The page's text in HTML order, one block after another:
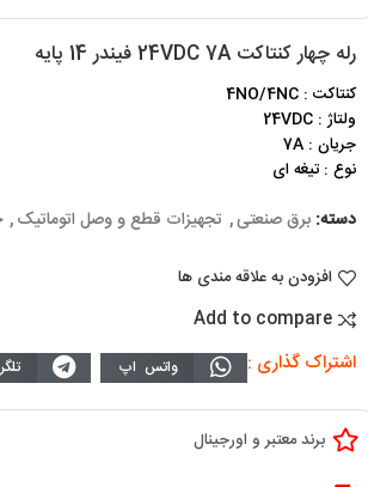
رله چهار کنتاکت 24VDC 7A فیندر 14 پایه
کنتاکت : 4NO/4NC
ولتاژ : 24VDC
جریان : 7A
نوع : تیغه ای
دسته: برق صنعتی, تجهیزات قطع و وصل اتوماتیک,
افزودن به علاقه مندی ها
Add to compare
اشتراک گذاری : واتس اپ
برند معتبر و اورجینال